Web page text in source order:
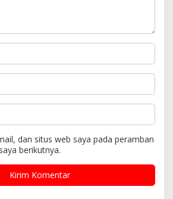
dan situs web saya pada peramban
berikutnya.